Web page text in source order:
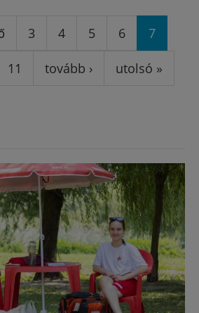
3 4 5 6 7
11 tovább › utolsó »